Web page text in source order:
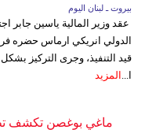
بيروت ـ لبنان اليوم
عقد وزير المالية ياسين جابر
الدولي انريكي ارماس حضره
ا...
المزيد
ماغي بوغصن تكشف